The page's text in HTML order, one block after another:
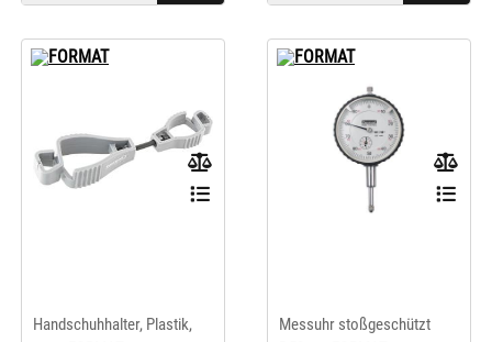
Handschuhhalter, Plastik,
Messuhr stoßgeschützt